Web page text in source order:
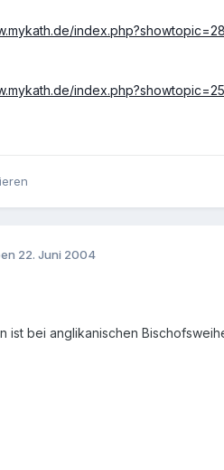
22. Juni 2004
ist bei anglikanischen